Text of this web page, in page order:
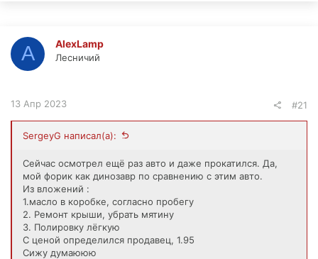
A AlexLamp
Лесничий
13 Апр 2023 #21
SergeyG написал(а):
Сейчас осмотрел ещё раз авто и даже прокатился. Да,
мой форик как динозавр по сравнению с этим авто.
Из вложений :
1.масло в коробке, согласно пробегу
2. Ремонт крыши, убрать мятину
3. Полировку лёгкую
С ценой определился продавец, 1.95
Сижу думаююю